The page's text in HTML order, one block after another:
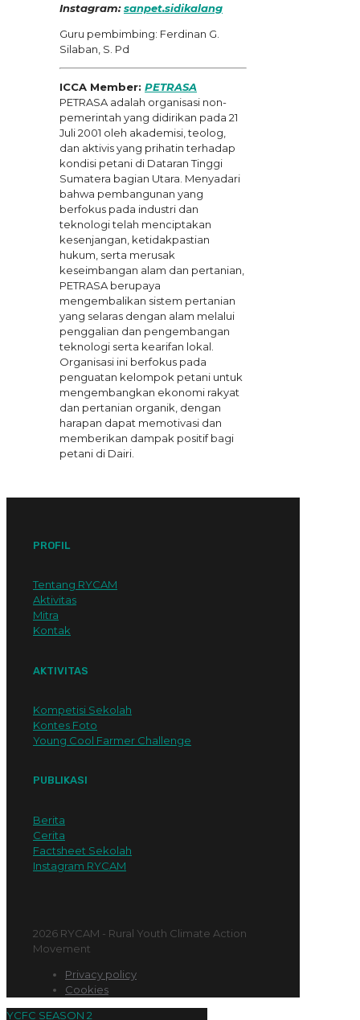
Instagram:sanpet.sidikalang
Guru pembimbing: Ferdinan G.
Silaban, S. Pd
ICCA Member: PETRASA
PETRASA adalah organisasi non-
pemerintah yang didirikan pada 21
Juli 2001 oleh akademisi, teolog,
dan aktivis yang prihatin terhadap
kondisi petani di Dataran Tinggi
Sumatera bagian Utara. Menyadari
bahwa pembangunan yang
berfokus pada industri dan
teknologi telah menciptakan
kesenjangan, ketidakpastian
hukum, serta merusak
keseimbangan alam dan pertanian,
PETRASA berupaya
mengembalikan sistem pertanian
yang selaras dengan alam melalui
penggalian dan pengembangan
teknologi serta kearifan lokal.
Organisasi ini berfokus pada
penguatan kelompok petani untuk
mengembangkan ekonomi rakyat
dan pertanian organik, dengan
harapan dapat memotivasi dan
memberikan dampak positif bagi
petani di Dairi.
PROFIL
Tentang RYCAM
Aktivitas
Mitra
Kontak
AKTIVITAS
Kompetisi Sekolah
Kontes Foto
Young Cool Farmer Challenge
PUBLIKASI
Berita
Cerita
Factsheet Sekolah
Instagram RYCAM
2026 RYCAM - Rural Youth Climate Action
Movement
Privacy policy
Cookies
YCFC SEASON 2